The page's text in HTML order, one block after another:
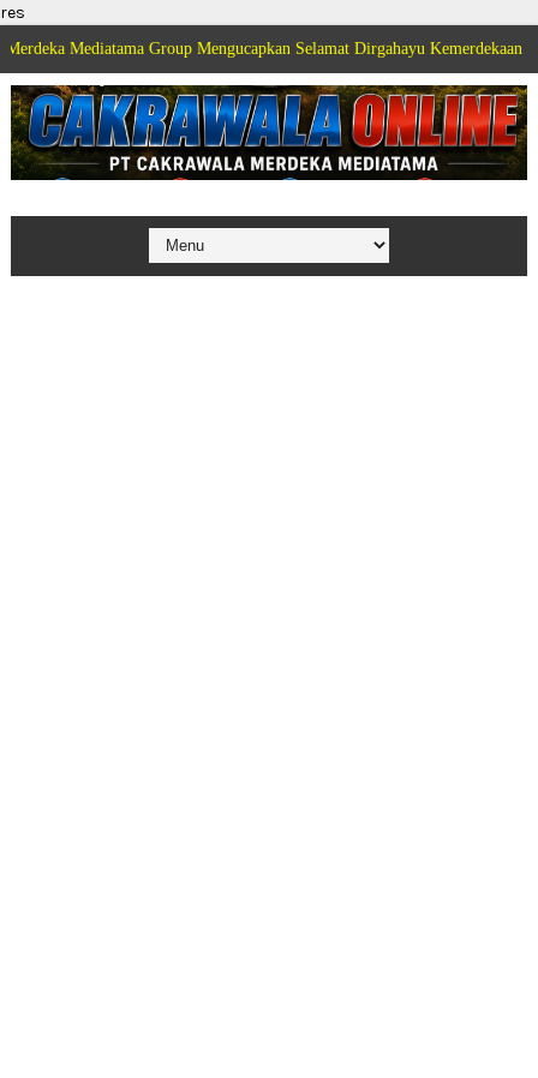
res
Group Mengucapkan Selamat Dirgahayu Kemerdekaan Republik